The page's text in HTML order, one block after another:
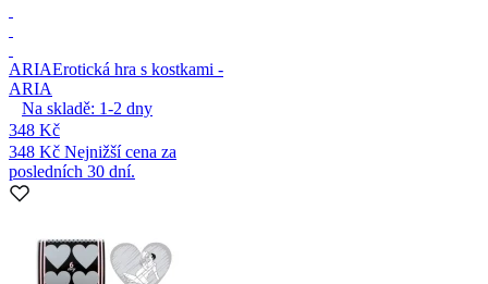
ARIAErotická hra s kostkami -
ARIA
Na skladě: 1-2 dny
348 Kč
348 Kč Nejnižší cena za
posledních 30 dní.